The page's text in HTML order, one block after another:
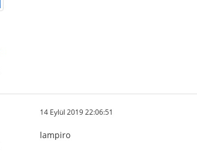
14 Eylül 2019 22:06:51
lampiro